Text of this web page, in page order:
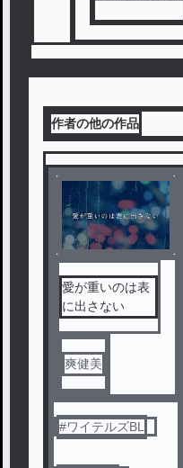
作者の他の作品
愛が重いのは表
に出さない
爽健美
#ワイテルズBL